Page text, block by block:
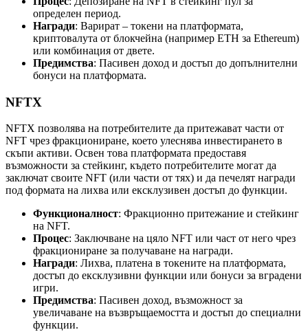
определен период.
Награди: Варират – токени на платформата,
криптовалута от блокчейна (например ETH за Ethereum)
или комбинация от двете.
Предимства: Пасивен доход и достъп до допълнителни
бонуси на платформата.
NFTX
NFTX позволява на потребителите да притежават части от
NFT чрез фракциониране, което улеснява инвестирането в
скъпи активи. Освен това платформата предоставя
възможности за стейкинг, където потребителите могат да
заключат своите NFT (или части от тях) и да печелят награди
под формата на лихва или ексклузивен достъп до функции.
Функционалност: Фракционно притежание и стейкинг
на NFT.
Процес: Заключване на цяло NFT или част от него чрез
фракциониране за получаване на награди.
Награди: Лихва, платена в токените на платформата,
достъп до ексклузивни функции или бонуси за вградени
игри.
Предимства: Пасивен доход, възможност за
увеличаване на възвръщаемостта и достъп до специални
функции.